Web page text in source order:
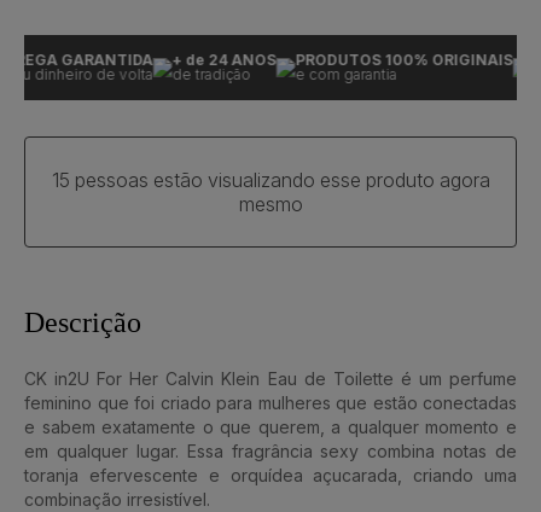
GARANTIDA
dinheiro de volta
+ de 24 ANOS
de tradição
PRODUTOS 100% ORIGINAIS
e com garantia
15 pessoas estão visualizando esse produto agora
mesmo
Descrição
CK in2U For Her Calvin Klein Eau de Toilette é um perfume
feminino que foi criado para mulheres que estão conectadas
e sabem exatamente o que querem, a qualquer momento e
em qualquer lugar. Essa fragrância sexy combina notas de
toranja efervescente e orquídea açucarada, criando uma
combinação irresistível.